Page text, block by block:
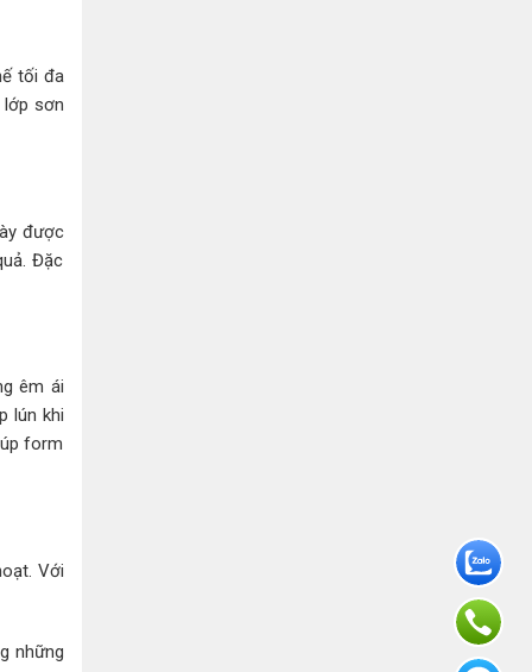
tối đa
lớp sơn
được
Đặc
êm ái
lún khi
form
Với
những